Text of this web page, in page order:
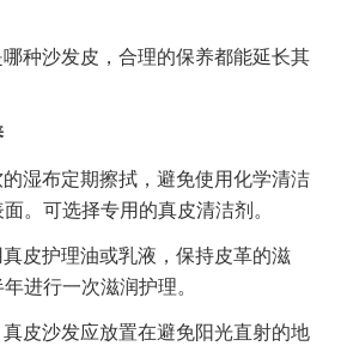
种沙发皮，合理的保养都能延长其
湿布定期擦拭，避免使用化学清洁
。可选择专用的真皮清洁剂。
皮护理油或乳液，保持皮革的滋
进行一次滋润护理。
皮沙发应放置在避免阳光直射的地